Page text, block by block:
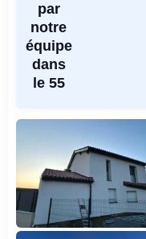
par
notre
équipe
dans
le 55